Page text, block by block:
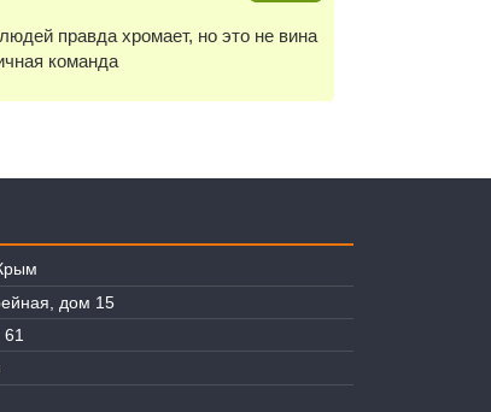
правда хромает, но это не вина
команда
дом 15